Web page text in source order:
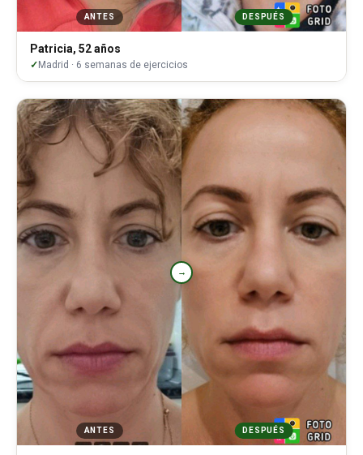
ANTES DESPUÉS
Patricia, 52 años
Madrid · 6 semanas de ejercicios
ANTES DESPUÉS
→